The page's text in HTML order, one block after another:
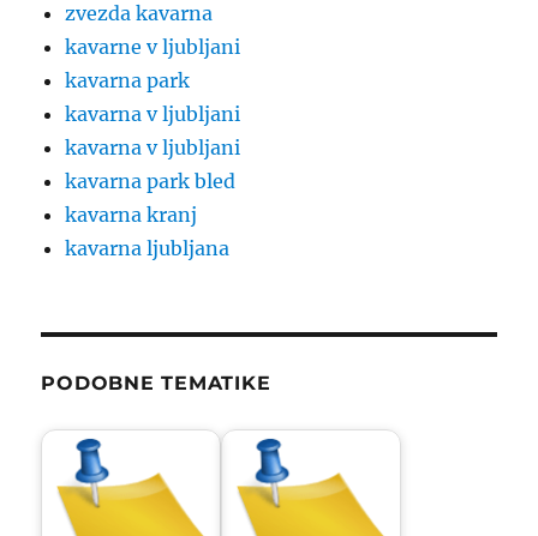
zvezda kavarna
kavarne v ljubljani
kavarna park
kavarna v ljubljani
kavarna v ljubljani
kavarna park bled
kavarna kranj
kavarna ljubljana
PODOBNE TEMATIKE